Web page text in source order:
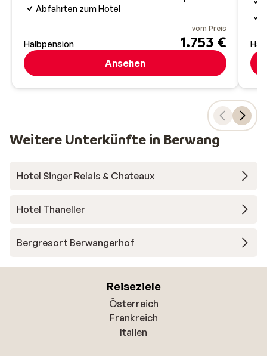
Abfahrten zum Hotel
Halbpension
vom Preis
1.753 €
Ansehen
Weitere Unterkünfte in Berwang
Hotel Singer Relais & Chateaux
Hotel Thaneller
Bergresort Berwangerhof
Reiseziele
Österreich
Frankreich
Italien